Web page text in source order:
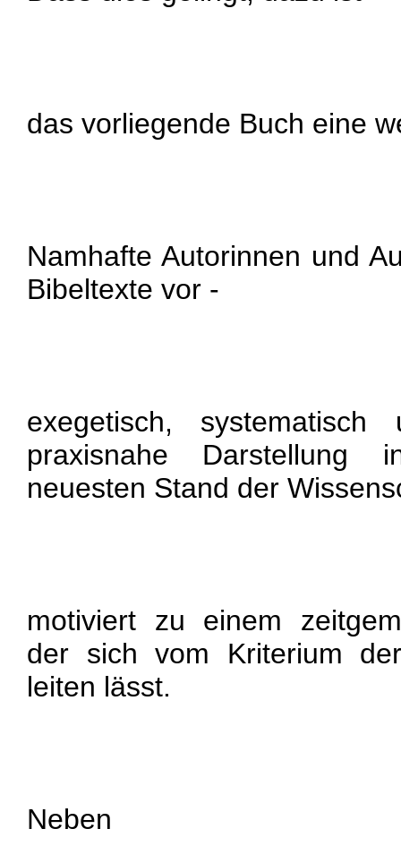
das vorliegende Buch eine
Namhafte Autorinnen und
Bibeltexte vor -
exegetisch,
praxisnahe Darstellung
neuesten Stand der
motiviert zu einem
der sich vom Kriterium
leiten lässt.
Neben